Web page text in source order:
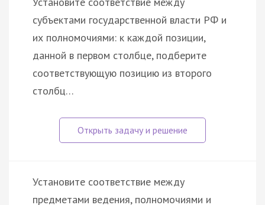
субъектами государственной власти РФ и
их полномочиями: к каждой позиции,
данной в первом столбце, подберите
соответствующую позицию из второго
столбц…
Установите соответствие между
предметами ведения, полномочиями и